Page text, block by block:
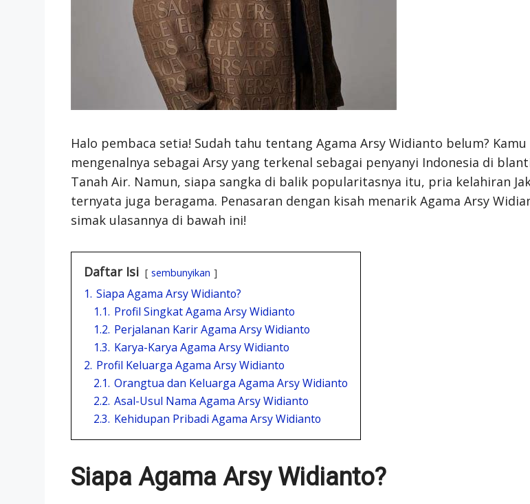
Halo pembaca setia! Sudah tahu tentang Agama Arsy Widianto belum?
mengenalnya sebagai Arsy yang terkenal sebagai penyanyi Indonesia di
Tanah Air. Namun, siapa sangka di balik popularitasnya itu, pria kelahiran
ternyata juga beragama. Penasaran dengan kisah menarik Agama Arsy
simak ulasannya di bawah ini!
Daftar Isi sembunyikan
1. Siapa Agama Arsy Widianto?
1.1. Profil Singkat Agama Arsy Widianto
1.2. Perjalanan Karir Agama Arsy Widianto
1.3. Karya-Karya Agama Arsy Widianto
2. Profil Keluarga Agama Arsy Widianto
2.1. Orangtua dan Keluarga Agama Arsy Widianto
2.2. Asal-Usul Nama Agama Arsy Widianto
2.3. Kehidupan Pribadi Agama Arsy Widianto
Siapa Agama Arsy Widianto?